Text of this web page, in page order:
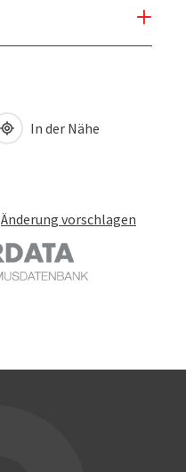
In der Nähe
Änderung vorschlagen